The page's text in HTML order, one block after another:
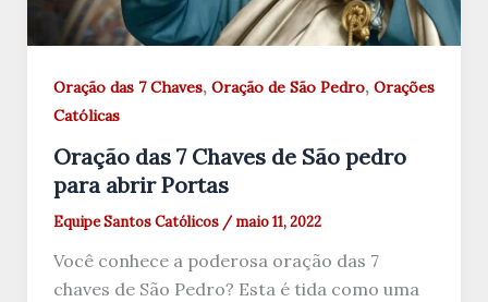
Oração das 7 Chaves, Oração de São Pedro, Orações
Católicas
Oração das 7 Chaves de São pedro
para abrir Portas
Equipe Santos Católicos / maio 11, 2022
Você conhece a poderosa oração das 7
chaves de São Pedro? Esta é tida como uma